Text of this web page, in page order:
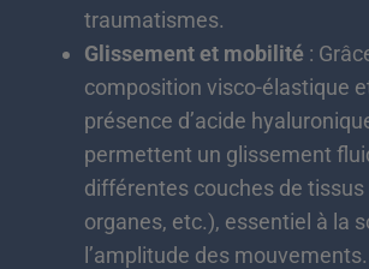
traumatismes.
Glissement et mobilité :
composition visco-élastique
présence d’acide
permettent un glissement
différentes couches de tissus
organes, etc.), essentiel à la
l’amplitude des mouvements.